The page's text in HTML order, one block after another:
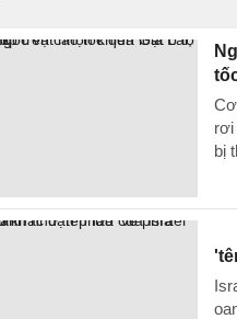
rơi
bị